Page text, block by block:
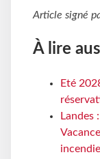
Article signé
À lire
Eté
Landes